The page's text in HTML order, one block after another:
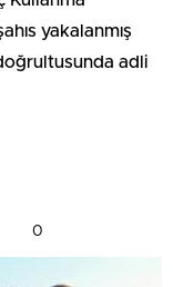
yakalanmış
adli
0